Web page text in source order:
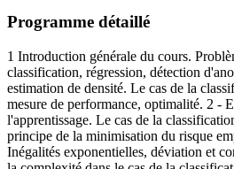
Programme détaillé
1 Introduction générale du cours.
classification, régression, détection
estimation de densité. Le cas de la
mesure de performance, optimalité. 2 -
l'apprentissage. Le cas de la
principe de la minimisation du risque
Inégalités exponentielles, déviation et